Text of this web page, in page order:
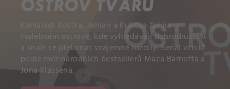
OSTROV TVARŮ
Kamarádi Kostka, Jehlan a Kulička žijí na
malebném ostrově, kde vyhledávají dobrodružství
a snaží se překonat vzájemné rozdíly. Seriál vznikl
podle mezinárodních bestsellerů Maca Barnetta a
Jona Klassena.